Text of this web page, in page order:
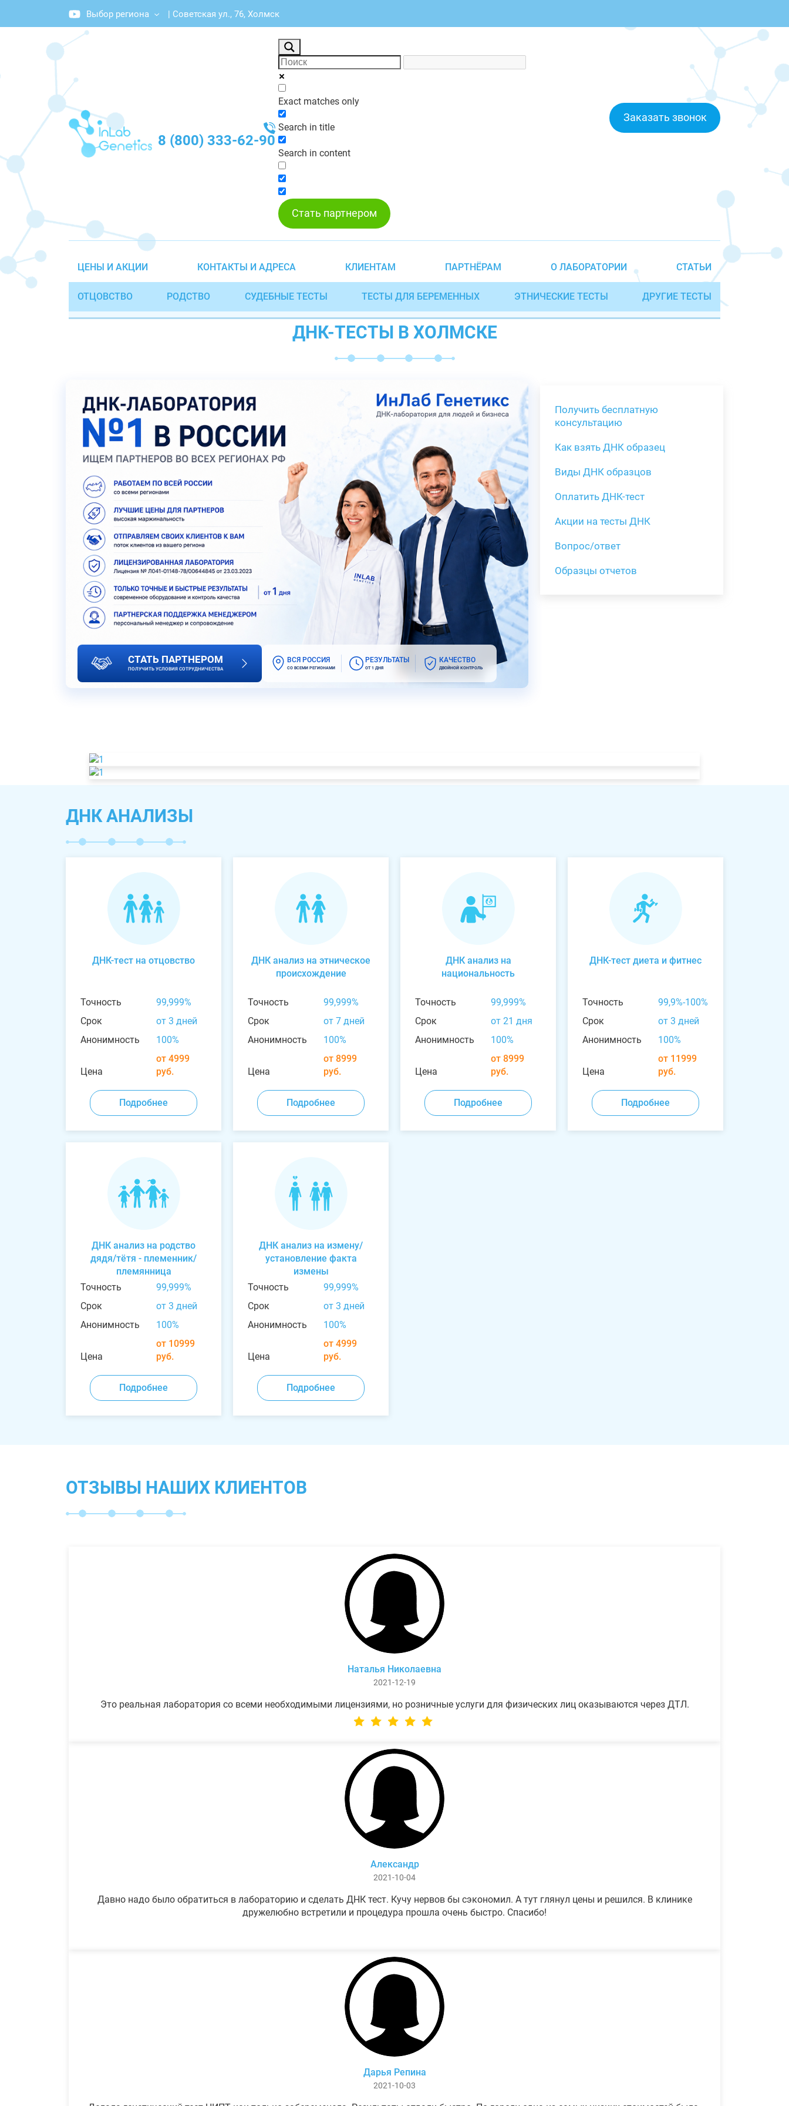
Выбор региона | Советская ул., 76, Холмск
8 (800) 333-62-90
Exact matches only
Search in title
Search in content
Заказать звонок
Стать партнером
ЦЕНЫ И АКЦИИ КОНТАКТЫ И АДРЕСА КЛИЕНТАМ ПАРТНЁРАМ О ЛАБОРАТОРИИ СТАТЬИ
ОТЦОВСТВО РОДСТВО СУДЕБНЫЕ ТЕСТЫ ТЕСТЫ ДЛЯ БЕРЕМЕННЫХ ЭТНИЧЕСКИЕ ТЕСТЫ ДРУГИЕ ТЕСТЫ
ДНК-ТЕСТЫ В ХОЛМСКЕ
СТАТЬ ПАРТНЕРОМ
ПОЛУЧИТЬ УСЛОВИЯ СОТРУДНИЧЕСТВА
ВСЯ РОССИЯ
СО ВСЕМИ РЕГИОНАМИ
РЕЗУЛЬТАТЫ
ОТ 1 ДНЯ
КАЧЕСТВО
ДВОЙНОЙ КОНТРОЛЬ
Получить бесплатную
консультацию
Как взять ДНК образец
Виды ДНК образцов
Оплатить ДНК-тест
Акции на тесты ДНК
Вопрос/ответ
Образцы отчетов
ДНК АНАЛИЗЫ
ДНК-тест на отцовство
Точность
99,999%
Срок
от 3 дней
Анонимность
100%
Цена
от 4999
руб.
Подробнее
ДНК анализ на этническое
происхождение
Точность
99,999%
Срок
от 7 дней
Анонимность
100%
Цена
от 8999
руб.
Подробнее
ДНК анализ на
национальность
Точность
99,999%
Срок
от 21 дня
Анонимность
100%
Цена
от 8999
руб.
Подробнее
ДНК-тест диета и фитнес
Точность
99,9%-100%
Срок
от 3 дней
Анонимность
100%
Цена
от 11999
руб.
Подробнее
ДНК анализ на родство
дядя/тётя - племенник/
племянница
Точность
99,999%
Срок
от 3 дней
Анонимность
100%
Цена
от 10999
руб.
Подробнее
ДНК анализ на измену/
установление факта
измены
Точность
99,999%
Срок
от 3 дней
Анонимность
100%
Цена
от 4999
руб.
Подробнее
ОТЗЫВЫ НАШИХ КЛИЕНТОВ
Наталья Николаевна
2021-12-19
Это реальная лаборатория со всеми необходимыми лицензиями, но розничные услуги для физических лиц оказываются через ДТЛ.
Александр
2021-10-04
Давно надо было обратиться в лабораторию и сделать ДНК тест. Кучу нервов бы сэкономил. А тут глянул цены и решился. В клинике
дружелюбно встретили и процедура прошла очень быстро. Спасибо!
Дарья Репина
2021-10-03